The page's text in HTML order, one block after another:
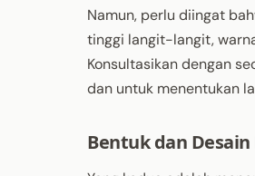
Namun, perlu diingat
tinggi langit-langit,
Konsultasikan dengan
dan untuk menentukan
Bentuk dan